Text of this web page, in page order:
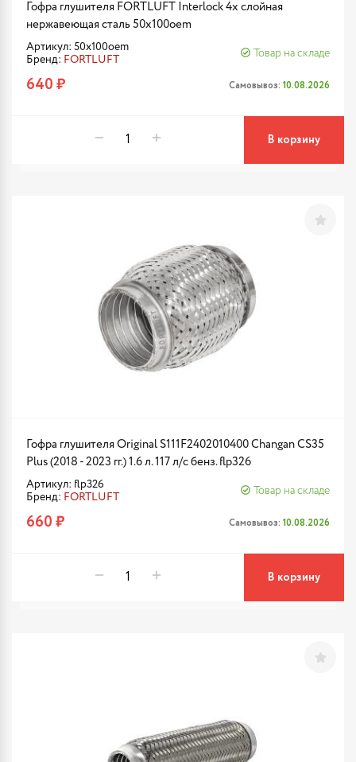
Гофра глушителя FORTLUFT Interlock 4х слойная
нержавеющая сталь 50x100oem
Артикул: 50x100oem
Бренд: FORTLUFT
Товар на складе
640 ₽ Самовывоз: 10.08.2026
В корзину
Гофра глушителя Original S111F2402010400 Changan CS35
Plus (2018 - 2023 гг.) 1.6 л. 117 л/с бенз. flp326
Артикул: flp326
Бренд: FORTLUFT
Товар на складе
660 ₽ Самовывоз: 10.08.2026
В корзину